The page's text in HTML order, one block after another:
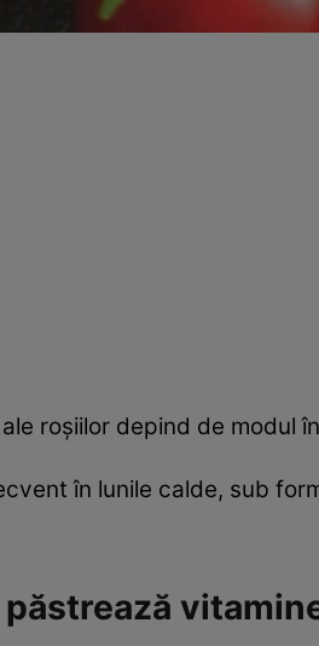
roşiilor depind de modul
în lunile calde, sub